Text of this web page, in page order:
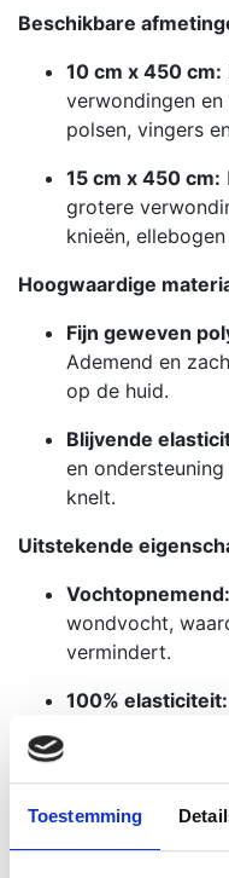
Toestemming
Beschikbare
10 cm x 450 cm:
verwondingen
polsen, vingers
15 cm x 450 cm:
grotere
knieën,
Hoogwaardige
Fijn geweven
Ademend en
op de huid.
Blijvende
en
knelt.
Uitstekende
Vochtopnemend:
wondvocht,
vermindert.
100% elasticiteit:
Rafelvrije randen: